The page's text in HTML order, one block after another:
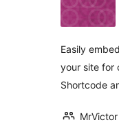
Easily
your site for
Shortcode
MrVictor